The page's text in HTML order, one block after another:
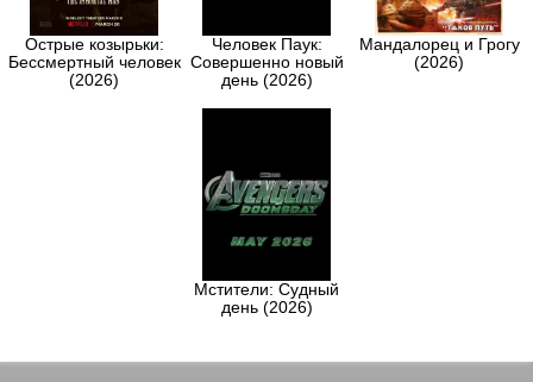
Острые козырьки:
Бессмертный человек
(2026)
Человек Паук:
Совершенно новый
день (2026)
Мандалорец и Грогу
(2026)
Мстители: Судный
день (2026)